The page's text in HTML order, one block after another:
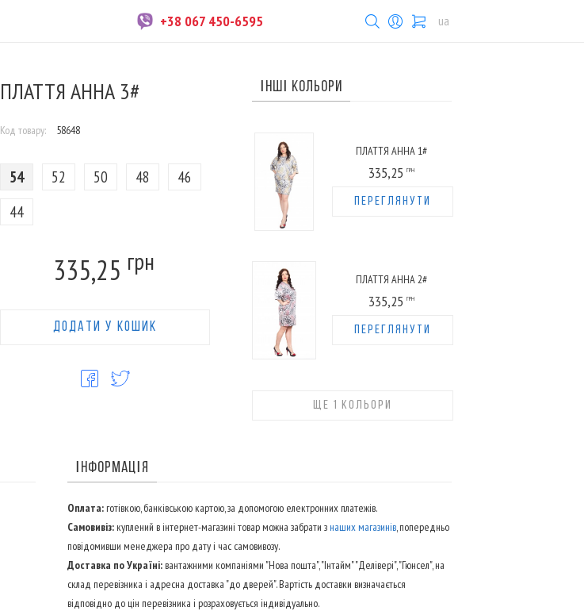
ua
+38 067 450-6595
ПЛАТТЯ АННА 3#
Код товару: 58648
54 52 50 48
46
44
335,25 грн
ДОДАТИ У КОШИК
ІНШІ КОЛЬОРИ
ПЛАТТЯ АННА 1#
335,25ГРН
ПЕРЕГЛЯНУТИ
ПЛАТТЯ АННА 2#
335,25ГРН
ПЕРЕГЛЯНУТИ
ЩЕ 1 КОЛЬОРИ
ІНФОРМАЦІЯ
Оплата: готівкою, банківською картою, за допомогою електронних платежів.
Самовивіз: куплений в інтернет-магазині товар можна забрати знаших магазинів, попередньо
повідомивши менеджера про дату і час самовивозу.
Доставка по Україні: вантажними компаніями "Нова пошта", "Інтайм" "Делівері", "Гюнсел", на
склад перевізника і адресна доставка "до дверей". Вартість доставки визначається
відповідно до цін перевізника і розраховується індивідуально.